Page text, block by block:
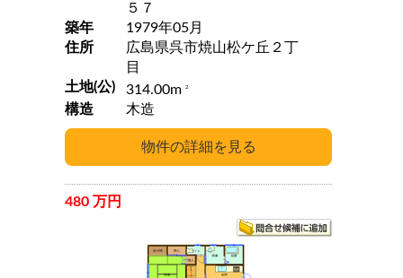
５７
築年
1979年05月
住所
広島県呉市焼山松ケ丘２丁
目
土地(公)
314.00m 2
構造 木造
480 万円